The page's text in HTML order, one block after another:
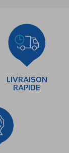
LIVRAISON
RAPIDE